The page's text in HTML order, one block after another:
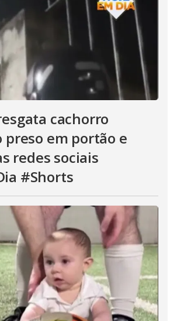
cachorro
preso em portão e
redes sociais
#Shorts